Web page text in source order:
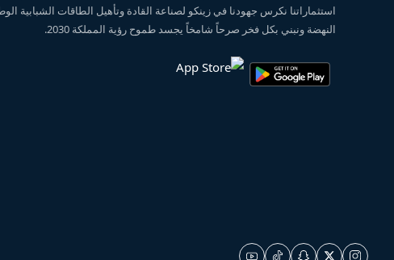
استثماراتنا نكرس جهودنا في زينكو لصناعة القادة وتأهيل الطاقات الشبابية
النهضة ونبني بكل فخر صرحاً شامخاً يجسد طموح رؤية المملكة 2030.